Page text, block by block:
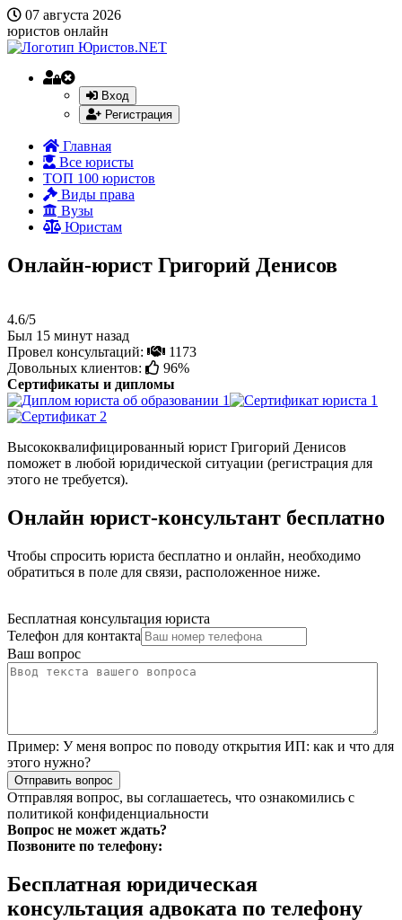
07 августа 2026
юристов онлайн
Вход
Регистрация
Главная
Все юристы
ТОП 100 юристов
Виды права
Вузы
Юристам
Онлайн-юрист Григорий Денисов
4.6/5
Был 15 минут назад
Провел консультаций:
1173
Довольных клиентов:
96%
Сертификаты и дипломы
Высококвалифицированный юрист Григорий Денисов
поможет в любой юридической ситуации (регистрация для
этого не требуется).
Онлайн юрист-консультант бесплатно
Чтобы спросить юриста бесплатно и онлайн, необходимо
обратиться в поле для связи, расположенное ниже.
Бесплатная консультация юриста
Телефон для контакта
Ваш вопрос
Пример: У меня вопрос по поводу открытия ИП: как и что для
этого нужно?
Отправить вопрос
Отправляя вопрос, вы соглашаетесь, что ознакомились с
политикой конфиденциальности
Вопрос не может ждать?
Позвоните по телефону:
Бесплатная юридическая
консультация адвоката по телефону